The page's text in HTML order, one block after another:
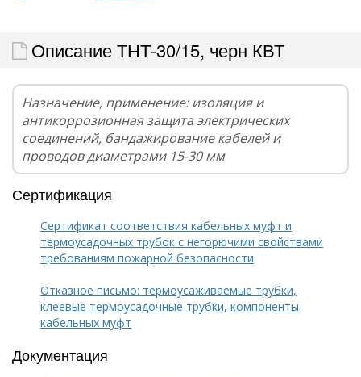
Описание ТНТ-30/15, черн КВТ
Назначение, применение: изоляция и
антикоррозионная защита электрических
соединений, бандажирование кабелей и
проводов диаметрами 15-30 мм
Сертификация
Сертификат соответствия кабельных муфт и
термоусадочных трубок с негорючими свойствами
требованиям пожарной безопасности
Отказное письмо: термоусаживаемые трубки,
клеевые термоусадочные трубки, компоненты
кабельных муфт
Документация